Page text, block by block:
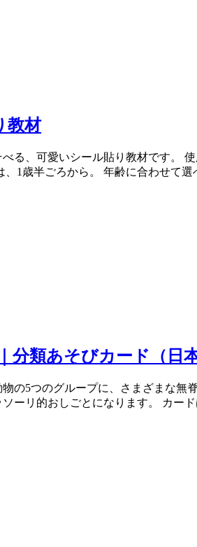
教材
る、可愛いシール貼り教材です。
1歳半ごろから。 年齢に合わせて
類あそびカード（日
の5つのグループに、さまざまな無
ーリ的おしごとになります。 カ